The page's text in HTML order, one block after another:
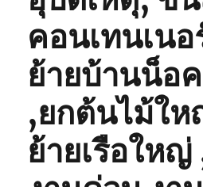
คอนเทนเน
ย้ายบ้านน็อ
,ยกต้นไม้ใ
ย้ายเรือใหญ่